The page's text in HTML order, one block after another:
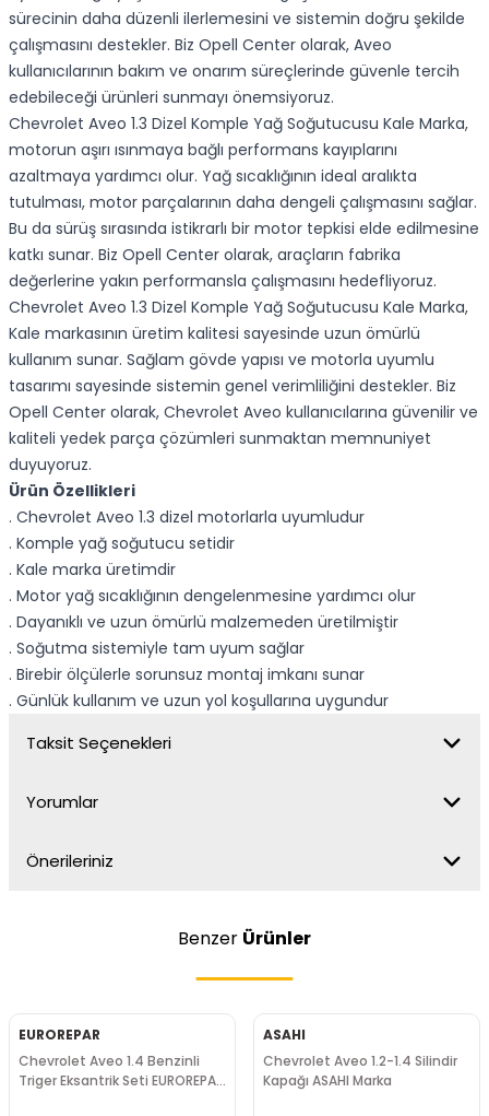
sürecinin daha düzenli ilerlemesini ve sistemin doğru şekilde
çalışmasını destekler. Biz Opell Center olarak, Aveo
kullanıcılarının bakım ve onarım süreçlerinde güvenle tercih
edebileceği ürünleri sunmayı önemsiyoruz.
Chevrolet Aveo 1.3 Dizel Komple Yağ Soğutucusu Kale Marka,
motorun aşırı ısınmaya bağlı performans kayıplarını
azaltmaya yardımcı olur. Yağ sıcaklığının ideal aralıkta
tutulması, motor parçalarının daha dengeli çalışmasını sağlar.
Bu da sürüş sırasında istikrarlı bir motor tepkisi elde edilmesine
katkı sunar. Biz Opell Center olarak, araçların fabrika
değerlerine yakın performansla çalışmasını hedefliyoruz.
Chevrolet Aveo 1.3 Dizel Komple Yağ Soğutucusu Kale Marka,
Kale markasının üretim kalitesi sayesinde uzun ömürlü
kullanım sunar. Sağlam gövde yapısı ve motorla uyumlu
tasarımı sayesinde sistemin genel verimliliğini destekler. Biz
Opell Center olarak, Chevrolet Aveo kullanıcılarına güvenilir ve
kaliteli yedek parça çözümleri sunmaktan memnuniyet
duyuyoruz.
Ürün Özellikleri
. Chevrolet Aveo 1.3 dizel motorlarla uyumludur
. Komple yağ soğutucu setidir
. Kale marka üretimdir
. Motor yağ sıcaklığının dengelenmesine yardımcı olur
. Dayanıklı ve uzun ömürlü malzemeden üretilmiştir
. Soğutma sistemiyle tam uyum sağlar
. Birebir ölçülerle sorunsuz montaj imkanı sunar
. Günlük kullanım ve uzun yol koşullarına uygundur
Taksit Seçenekleri
Yorumlar
Önerileriniz
Benzer Ürünler
EUROREPAR
Chevrolet Aveo 1.4 Benzinli
Triger Eksantrik Seti EUROREPAR
ASAHI
Chevrolet Aveo 1.2-1.4 Silindir
Kapağı ASAHI Marka